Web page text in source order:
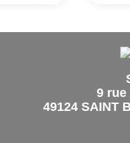
9 rue
49124 SAINT